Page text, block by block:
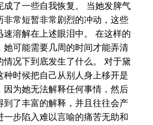
成了一些自我恢复。 当她发脾气
非常短暂非常剧烈的冲动，这些
速溶解在上述眼泪中。 在这样的
她可能需要几周的时间才能弄清
情况下到底发生了什么。 对于黛
种时候把自己从别人身上移开是
因为她无法解释任何事情，然后
到了丰富的解释，并且往往会产
一步陷入难以言喻的痛苦无助和